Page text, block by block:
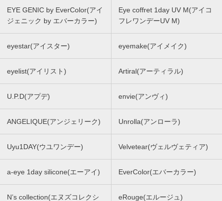
EYE GENIC by EverColor(アイ
ジェニック by エバーカラー)
Eye coffret 1day UV M(アイコ
フレワンデーUV M)
eyestar(アイスター) eyemake(アイメイク)
eyelist(アイリスト) Artiral(アーティラル)
U.P.D(アプデ) envie(アンヴィ)
ANGELIQUE(アンジェリーク) Unrolla(アンローラ)
Uyu1DAY(ウユワンデー) Velvetear(ヴェルヴェティア)
a-eye 1day silicone(エーアイ) EverColor(エバーカラー)
N’s collection(エヌズコレクシ
eRouge(エルージュ)